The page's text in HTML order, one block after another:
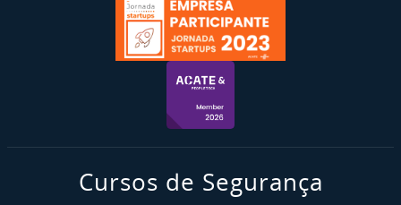
Cursos de Segurança